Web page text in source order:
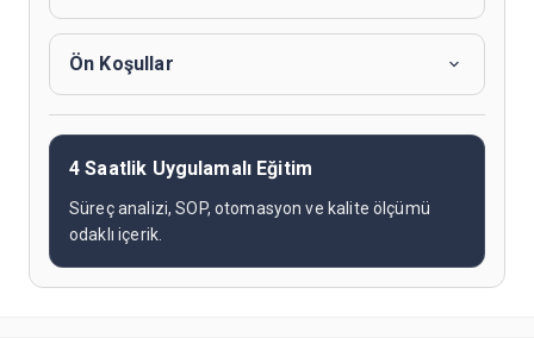
Ön Koşullar
4 Saatlik Uygulamalı Eğitim
Süreç analizi, SOP, otomasyon ve kalite ölçümü
odaklı içerik.